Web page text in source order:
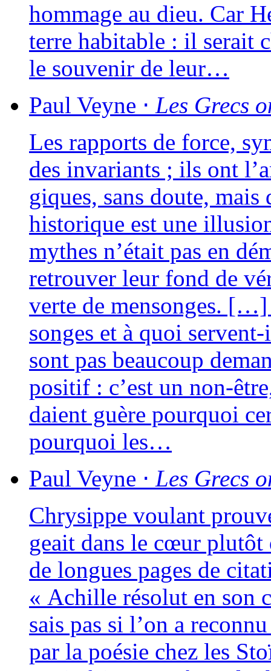
hom­mage au dieu. Car
terre habi­table : il serait
le sou­ve­nir de leur…
Paul Veyne ⋅ Les Grecs
Les rap­ports de force,
des inva­riants ; ils ont
giques, sans doute,
his­to­rique est une
mythes n’était pas en
retrou­ver leur fond de
verte de men­songes.
songes et à quoi servent-
sont pas beau­coup
posi­tif : c’est un non-
daient guère pour­quoi
pour­quoi les…
Paul Veyne ⋅ Les Grecs
Chrysippe vou­lant
geait dans le cœur plu­tôt
de longues pages de
« Achille réso­lut en son
sais pas si l’on a
par la poé­sie chez les